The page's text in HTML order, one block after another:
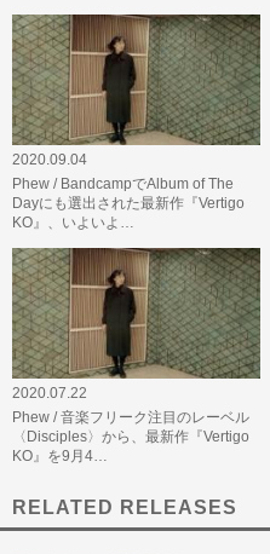
2020.09.04
Phew / BandcampでAlbum of The
Dayにも選出された最新作『Vertigo
KO』、いよいよ…
2020.07.22
Phew / 音楽フリーク注目のレーベル
〈Disciples〉から、最新作『Vertigo
KO』を9月4…
RELATED RELEASES